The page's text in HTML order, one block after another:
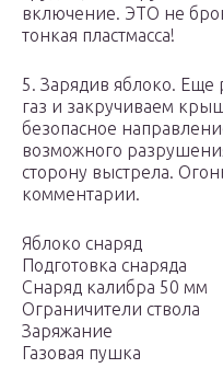
включение. ЭТО не
тонкая пластмасса!
5. Зарядив яблоко.
газ и закручиваем
безопасное
возможного
сторону выстрела.
комментарии.
Яблоко снаряд
Подготовка снаряда
Снаряд калибра 50 мм
Ограничители ствола
Заряжание
Газовая пушка